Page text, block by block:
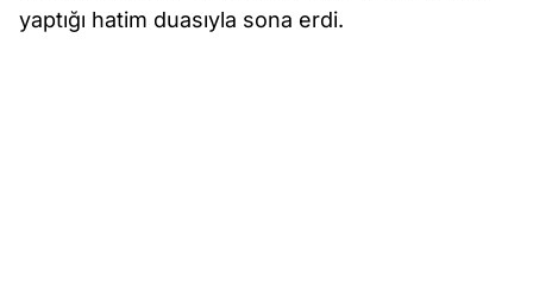
yaptığı hatim duasıyla sona erdi.